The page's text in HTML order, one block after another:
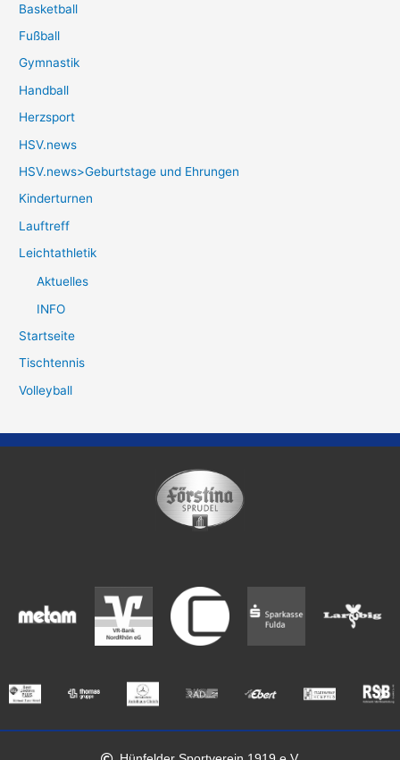
Basketball
Fußball
Gymnastik
Handball
Herzsport
HSV.news
HSV.news>Geburtstage und Ehrungen
Kinderturnen
Lauftreff
Leichtathletik
Aktuelles
INFO
Startseite
Tischtennis
Volleyball